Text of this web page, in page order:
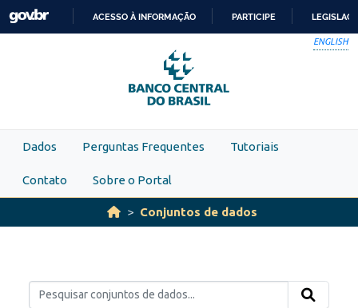
Skip to main content
PARA
O
CONTEÚDO
ACESSO À INFORMAÇÃO PARTICIPE
ENGLISH
Dados Perguntas Frequentes Tutoriais
Contato Sobre o Portal
Conjuntos de dados